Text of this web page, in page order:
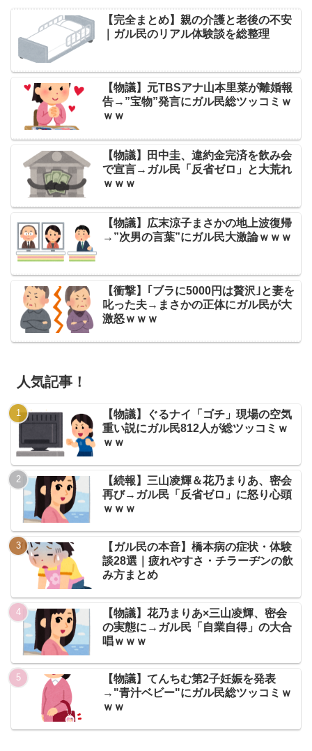
【完全まとめ】親の介護と老後の不安
｜ガル民のリアル体験談を総整理
【物議】元TBSアナ山本里菜が離婚報
告→”宝物”発言にガル民総ツッコミｗ
ｗｗ
【物議】田中圭、違約金完済を飲み会
で宣言→ガル民「反省ゼロ」と大荒れ
ｗｗｗ
【物議】広末涼子まさかの地上波復帰
→”次男の言葉”にガル民大激論ｗｗｗ
【衝撃】｢ブラに5000円は贅沢｣と妻を
叱った夫→まさかの正体にガル民が大
激怒ｗｗｗ
人気記事！
【物議】ぐるナイ「ゴチ」現場の空気
重い説にガル民812人が総ツッコミｗ
ｗｗ
【続報】三山凌輝＆花乃まりあ、密会
再び→ガル民「反省ゼロ」に怒り心頭
ｗｗｗ
【ガル民の本音】橋本病の症状・体験
談28選｜疲れやすさ・チラーヂンの飲
み方まとめ
【物議】花乃まりあ×三山凌輝、密会
の実態に→ガル民「自業自得」の大合
唱ｗｗｗ
【物議】てんちむ第2子妊娠を発表
→"青汁ベビー"にガル民総ツッコミｗ
ｗｗ